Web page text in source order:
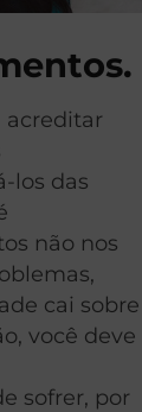
acreditar
los das
não nos
cai sobre
você deve
sofrer, por